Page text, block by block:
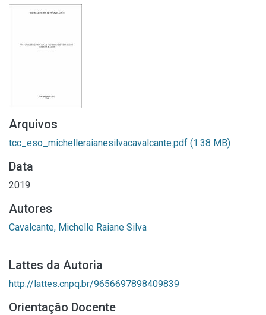
Arquivos
tcc_eso_michelleraianesilvacavalcante.pdf (1.38 MB)
Data
2019
Autores
Cavalcante, Michelle Raiane Silva
Lattes da Autoria
http://lattes.cnpq.br/9656697898409839
Orientação Docente